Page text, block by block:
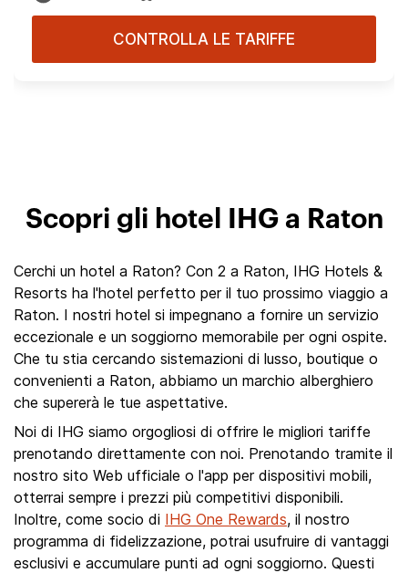
CONTROLLA LE TARIFFE
Scopri gli hotel IHG a Raton
Cerchi un hotel a Raton? Con 2 a Raton, IHG Hotels &
Resorts ha l'hotel perfetto per il tuo prossimo viaggio a
Raton. I nostri hotel si impegnano a fornire un servizio
eccezionale e un soggiorno memorabile per ogni ospite.
Che tu stia cercando sistemazioni di lusso, boutique o
convenienti a Raton, abbiamo un marchio alberghiero
che supererà le tue aspettative.
Noi di IHG siamo orgogliosi di offrire le migliori tariffe
prenotando direttamente con noi. Prenotando tramite il
nostro sito Web ufficiale o l'app per dispositivi mobili,
otterrai sempre i prezzi più competitivi disponibili.
Inoltre, come socio di IHG One Rewards, il nostro
programma di fidelizzazione, potrai usufruire di vantaggi
esclusivi e accumulare punti ad ogni soggiorno. Questi